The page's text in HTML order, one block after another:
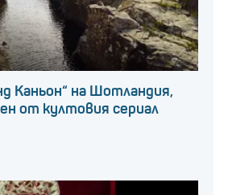
Каньон“ на Шотландия,
от култовия сериал